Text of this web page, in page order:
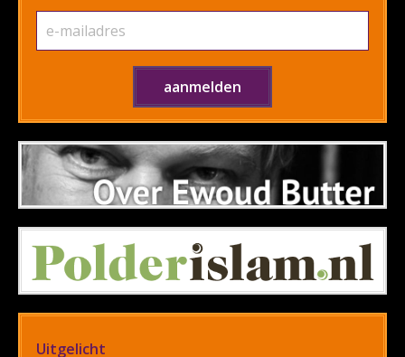
Uitgelicht